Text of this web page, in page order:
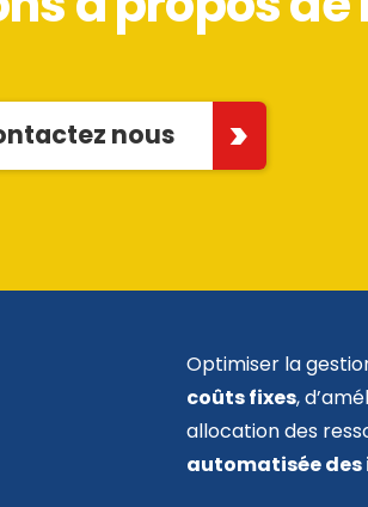
nous
Optimiser la
coûts fixes,
allocation des
automatisée